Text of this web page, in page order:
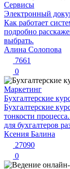
Сервисы
Электронный
Как работает
подробно
выбрать.
Алина Солопова
7661
0
Маркетинг
Бухгалтерские
Бухгалтерские
тонкости
для бухгалтеров
Ксения Балина
27090
0